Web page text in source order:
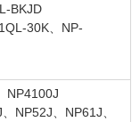
BKJD
30K、NP-
NP4100J
NP52J、NP61J、